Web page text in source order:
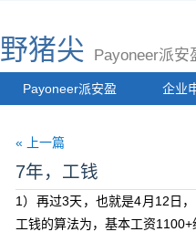
野猪尖 Payoneer派
Payoneer派安盈 企业
« 上一篇
7年，工钱
1）再过3天，也就是4月12日
工钱的算法为，基本工资